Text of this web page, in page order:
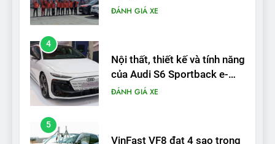
tron
ĐÁNH GIÁ XE
5
VinFast VF8 đạt 4 sao trong
thử nghiệm an toàn NHTSA
tại Mỹ
ĐÁNH GIÁ XE
6
Hệ thống treo đa điểm –